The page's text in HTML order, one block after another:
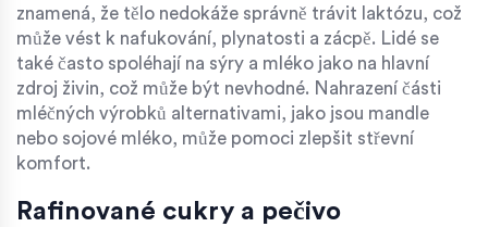
znamená, že tělo nedokáže správně trávit laktózu, což
může vést k nafukování, plynatosti a zácpě. Lidé se
také často spoléhají na sýry a mléko jako na hlavní
zdroj živin, což může být nevhodné. Nahrazení části
mléčných výrobků alternativami, jako jsou mandle
nebo sojové mléko, může pomoci zlepšit střevní
komfort.
Rafinované cukry a pečivo